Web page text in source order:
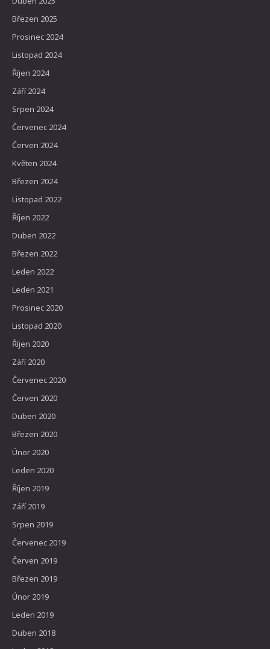
Březen 2025
Prosinec 2024
Listopad 2024
Říjen 2024
Září 2024
Srpen 2024
Červenec 2024
Červen 2024
Květen 2024
Březen 2024
Listopad 2022
Říjen 2022
Duben 2022
Březen 2022
Leden 2022
Leden 2021
Prosinec 2020
Listopad 2020
Říjen 2020
Září 2020
Červenec 2020
Červen 2020
Duben 2020
Březen 2020
Únor 2020
Leden 2020
Říjen 2019
Září 2019
Srpen 2019
Červenec 2019
Červen 2019
Březen 2019
Únor 2019
Leden 2019
Duben 2018